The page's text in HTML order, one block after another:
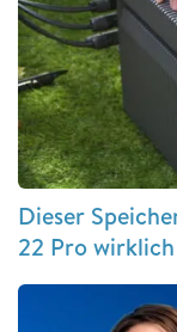
Dieser
22 Pro